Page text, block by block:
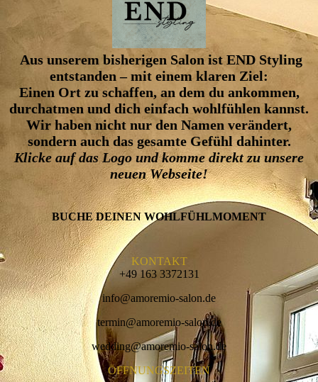
Aus unserem bisherigen Salon ist END Styling
entstanden – mit einem klaren Ziel:
Einen Ort zu schaffen, an dem du ankommen,
durchatmen und dich einfach wohlfühlen kannst.
Wir haben nicht nur den Namen verändert,
sondern auch das gesamte Gefühl dahinter.
Klicke auf das Logo und komme direkt zu unsere
neuen Webseite!
BUCHE DEINEN WOHLFÜHL­MOMENT
KONTAKT
+49 163 3372131
info@amoremio-salon.de
termin@amoremio-salon.de
wedding@amoremio-salon.de
ÖFFNUNGSZEITEN